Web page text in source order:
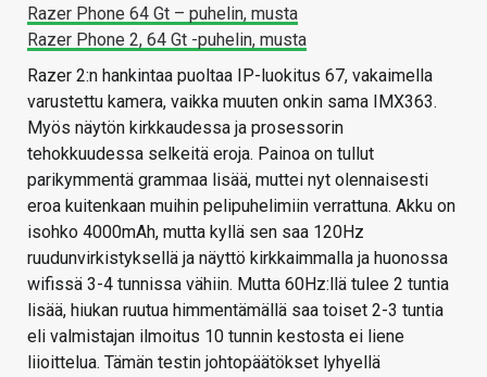
Razer Phone 64 Gt – puhelin, musta
Razer Phone 2, 64 Gt -puhelin, musta
Razer 2:n hankintaa puoltaa IP-luokitus 67, vakaimella
varustettu kamera, vaikka muuten onkin sama IMX363.
Myös näytön kirkkaudessa ja prosessorin
tehokkuudessa selkeitä eroja. Painoa on tullut
parikymmentä grammaa lisää, muttei nyt olennaisesti
eroa kuitenkaan muihin pelipuhelimiin verrattuna. Akku on
isohko 4000mAh, mutta kyllä sen saa 120Hz
ruudunvirkistyksellä ja näyttö kirkkaimmalla ja huonossa
wifissä 3-4 tunnissa vähiin. Mutta 60Hz:llä tulee 2 tuntia
lisää, hiukan ruutua himmentämällä saa toiset 2-3 tuntia
eli valmistajan ilmoitus 10 tunnin kestosta ei liene
liioittelua. Tämän testin johtopäätökset lyhyellä